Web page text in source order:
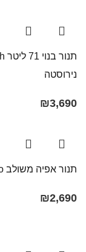
נירוסטה
₪3,690
תנור אפיה משולב Beko בקו ‏דגם FSE62120DXDSL נירוסטה
₪2,690